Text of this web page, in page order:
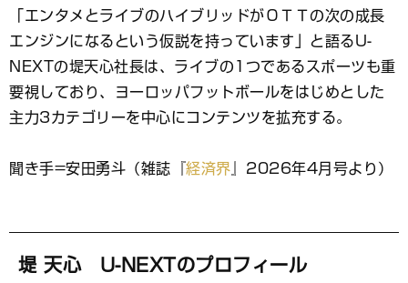
な
ブ
ッ
ク
マ
ー
ク
「エンタメとライブのハイブリッドがＯＴＴの次の成長
エンジンになるという仮説を持っています」と語るU-
NEXTの堤天心社長は、ライブの1つであるスポーツも重
要視しており、ヨーロッパフットボールをはじめとした
主力3カテゴリーを中心にコンテンツを拡充する。
聞き手=安田勇斗（雑誌『 経済界 』2026年4月号より）
堤 天心 U-NEXTのプロフィール